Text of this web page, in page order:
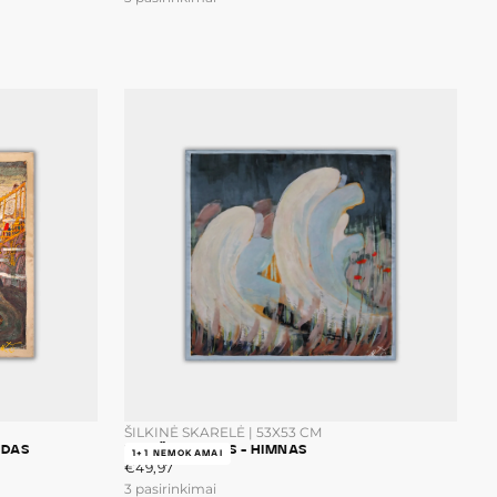
ŠILKINĖ SKARELĖ | 53X53 CM
M.K. ČIURLIONIS - HIMNAS
1+1 NEMOKAMAI
€49,97
ĮPRASTA
KAINA
€49,97
3 pasirinkimai